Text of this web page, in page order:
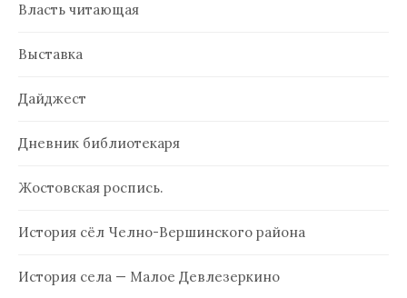
Власть читающая
Выставка
Дайджест
Дневник библиотекаря
Жостовская роспись.
История сёл Челно-Вершинского района
История села — Малое Девлезеркино